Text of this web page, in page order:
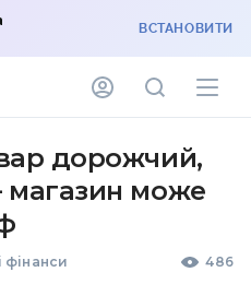
ВСТАНОВИТИ
дорожчий,
магазин може
фінанси 486